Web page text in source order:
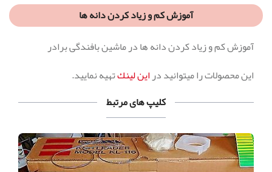
آموزش کم و زیاد کردن دانه ها
آموزش کم و زیاد کردن دانه ها در ماشین بافندگی برادر
اين محصولات را ميتوانيد دراين لينكتهيه نماييد.
کلیپ های مرتبط